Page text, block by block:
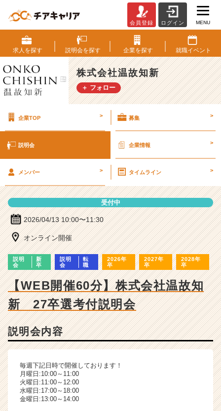
式
会
社
温
故
知
明
細
ー・
企
業
ら
カ
届
就
会員登録 ログイン MENU
求人を探す 説明会を探す 企業を探す 就職イベント
株式会社温故知新
＋ フォロー
企業TOP > 募集 >
説明会 企業情報 >
メンバー > タイムライン >
受付中
2026/04/13 10:00〜11:30
オンライン開催
説明
会
新
卒
説明
会
転
職
2026年
卒
2027年
卒
2028年
卒
【WEB開催60分】株式会社温故知
新 27卒選考付説明会
説明会内容
毎週下記日時で開催しております！
月曜日:10:00～11:00
火曜日:11:00～12:00
水曜日:17:00～18:00
金曜日:13:00～14:00